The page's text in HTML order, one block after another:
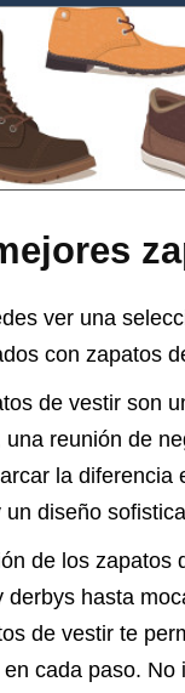
ver una
con zapatos
de vestir son
una reunión de
la diferencia
un diseño
de los zapatos
derbys hasta
de vestir te
cada paso.